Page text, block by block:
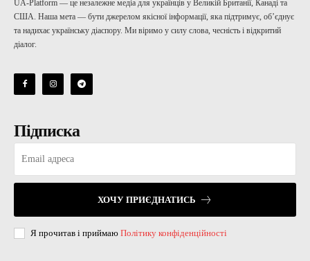
UA-Platform — це незалежне медіа для українців у Великій Британії, Канаді та
США. Наша мета — бути джерелом якісної інформації, яка підтримує, об’єднує
та надихає українську діаспору. Ми віримо у силу слова, чесність і відкритий
діалог.
Підписка
ХОЧУ ПРИЄДНАТИСЬ
Я прочитав і приймаю Політику конфіденційності